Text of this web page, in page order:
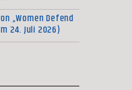
„Women Defend
24. Juli 2026)